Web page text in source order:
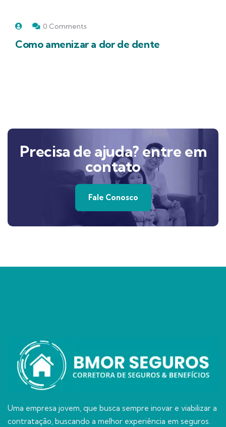
0 Comments
Como amenizar a dor de dente
Precisa de ajuda? entre em
contato
Fale Conosco
Uma empresa jovem, que busca sempre inovar e viabilizar a
contratação, buscando a melhor experiência em seguros.